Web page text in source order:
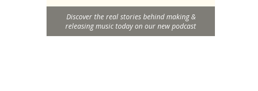
Discover the real stories behind making &
releasing music today on our new podcast